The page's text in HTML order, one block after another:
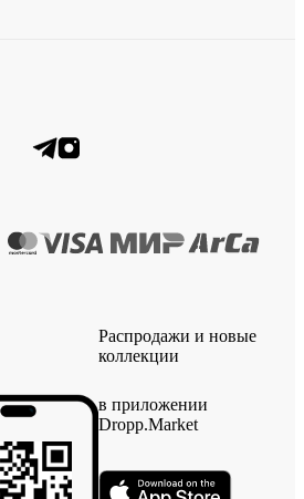
Распродажи и новые
коллекции
в приложении
Dropp.Market